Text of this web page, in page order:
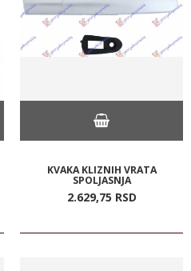
KVAKA KLIZNIH VRATA
SPOLJASNJA
2.629,75 RSD